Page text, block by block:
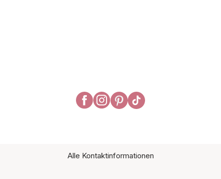
Alle Kontaktinformationen